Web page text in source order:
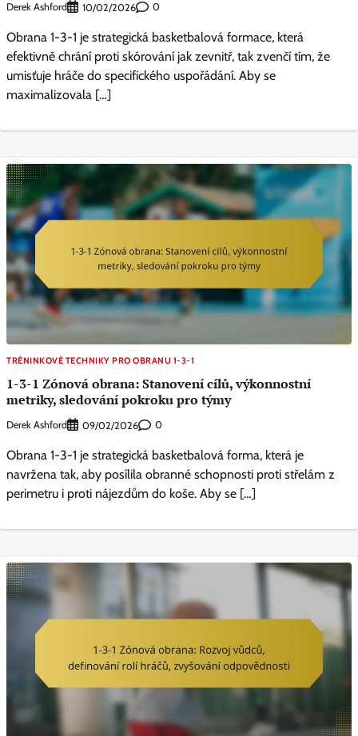
Derek Ashford 10/02/2026 0
Obrana 1-3-1 je strategická basketbalová formace, která
efektivně chrání proti skórování jak zevnitř, tak zvenčí tím, že
umisťuje hráče do specifického uspořádání. Aby se
maximalizovala […]
TRÉNINKOVÉ TECHNIKY PRO OBRANU 1-3-1
1-3-1 Zónová obrana: Stanovení cílů, výkonnostní
metriky, sledování pokroku pro týmy
Derek Ashford 09/02/2026 0
Obrana 1-3-1 je strategická basketbalová forma, která je
navržena tak, aby posílila obranné schopnosti proti střelám z
perimetru i proti nájezdům do koše. Aby se […]